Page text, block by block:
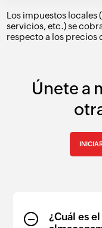
Los impuestos locales
servicios, etc.) se
respecto a los precios
Únete a
¿Cuál es